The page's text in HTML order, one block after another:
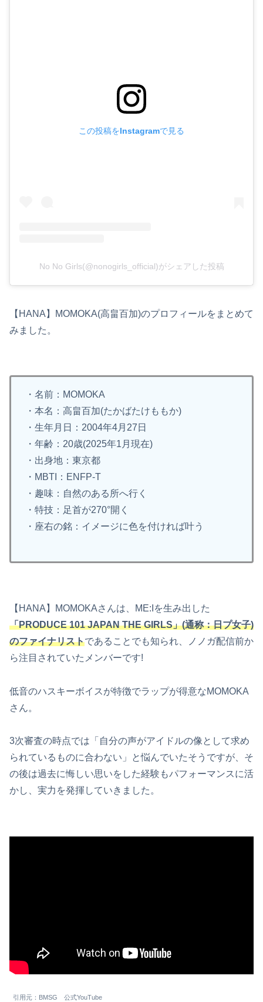
この投稿をInstagramで見る
No No Girls(@nonogirls_official)がシェアした投稿
【HANA】MOMOKA(高畠百加)のプロフィールをまとめて
みました。
・名前：MOMOKA
・本名：高畠百加(たかばたけももか)
・生年月日：2004年4月27日
・年齢：20歳(2025年1月現在)
・出身地：東京都
・MBTI：ENFP-T
・趣味：自然のある所へ行く
・特技：足首が270°開く
・座右の銘：イメージに色を付ければ叶う
【HANA】MOMOKAさんは、ME:Iを生み出した
「PRODUCE 101 JAPAN THE GIRLS」(通称：日プ女子)
のファイナリストであることでも知られ、ノノガ配信前か
ら注目されていたメンバーです!
低音のハスキーボイスが特徴でラップが得意なMOMOKA
さん。
3次審査の時点では「自分の声がアイドルの像として求め
られているものに合わない」と悩んでいたそうですが、そ
の後は過去に悔しい思いをした経験もパフォーマンスに活
かし、実力を発揮していきました。
引用元：BMSG 公式YouTube